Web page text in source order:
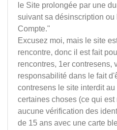
le Site prolongée par une
suivant sa désinscription
Compte."
Excusez moi, mais le site
rencontre, donc il est fait
rencontres, 1er contresens,
responsabilité dans le fait
contresens le site interdit
certaines choses (ce qui
aucune vérification des
de 15 ans avec une carte